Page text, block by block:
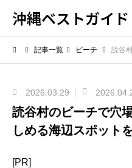
沖縄ベストガイド
記事一覧 ビーチ 読谷村の
2026.03.29
読谷村のビーチで穴
しめる海辺スポット
[PR]